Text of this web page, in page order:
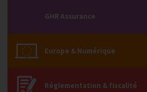
GHR Assurance
Europe & Numérique
Réglementation & fiscalité